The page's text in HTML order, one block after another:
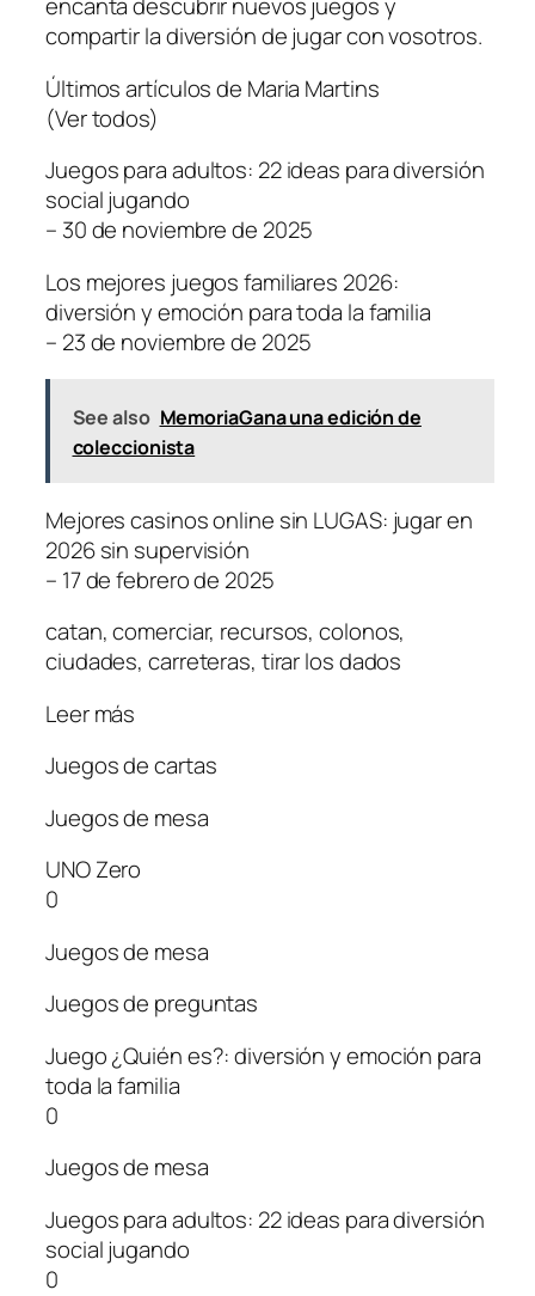
encanta descubrir nuevos juegos y
compartir la diversión de jugar con vosotros.
Últimos artículos de Maria Martins
(Ver todos)
Juegos para adultos: 22 ideas para diversión
social jugando
– 30 de noviembre de 2025
Los mejores juegos familiares 2026:
diversión y emoción para toda la familia
– 23 de noviembre de 2025
See also MemoriaGana una edición de
coleccionista
Mejores casinos online sin LUGAS: jugar en
2026 sin supervisión
– 17 de febrero de 2025
catan, comerciar, recursos, colonos,
ciudades, carreteras, tirar los dados
Leer más
Juegos de cartas
Juegos de mesa
UNO Zero
0
Juegos de mesa
Juegos de preguntas
Juego ¿Quién es?: diversión y emoción para
toda la familia
0
Juegos de mesa
Juegos para adultos: 22 ideas para diversión
social jugando
0